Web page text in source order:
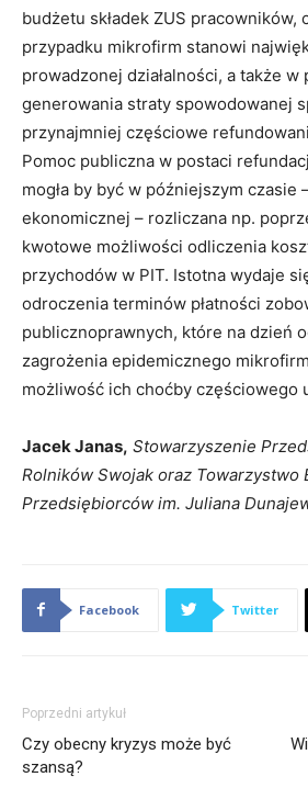
budżetu składek ZUS pracowników,
przypadku mikrofirm stanowi
prowadzonej działalności, a także w
generowania straty spowodowanej
przynajmniej częściowe
Pomoc publiczna w postaci
mogła by być w późniejszym czasie
ekonomicznej – rozliczana np.
kwotowe możliwości odliczenia
przychodów w PIT. Istotna wydaje
odroczenia terminów płatności
publicznoprawnych, które na dzień
zagrożenia epidemicznego
możliwość ich choćby częściowego
Jacek Janas, Stowarzyszenie
Rolników Swojak oraz Towarzystwo
Przedsiębiorców im. Juliana
Facebook Twitter
Poprzedni artykuł
Czy obecny kryzys może być
szansą?